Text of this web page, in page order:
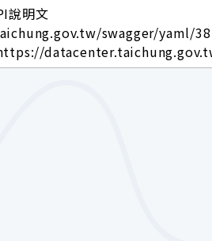
說明文
swagger/yaml/
https://